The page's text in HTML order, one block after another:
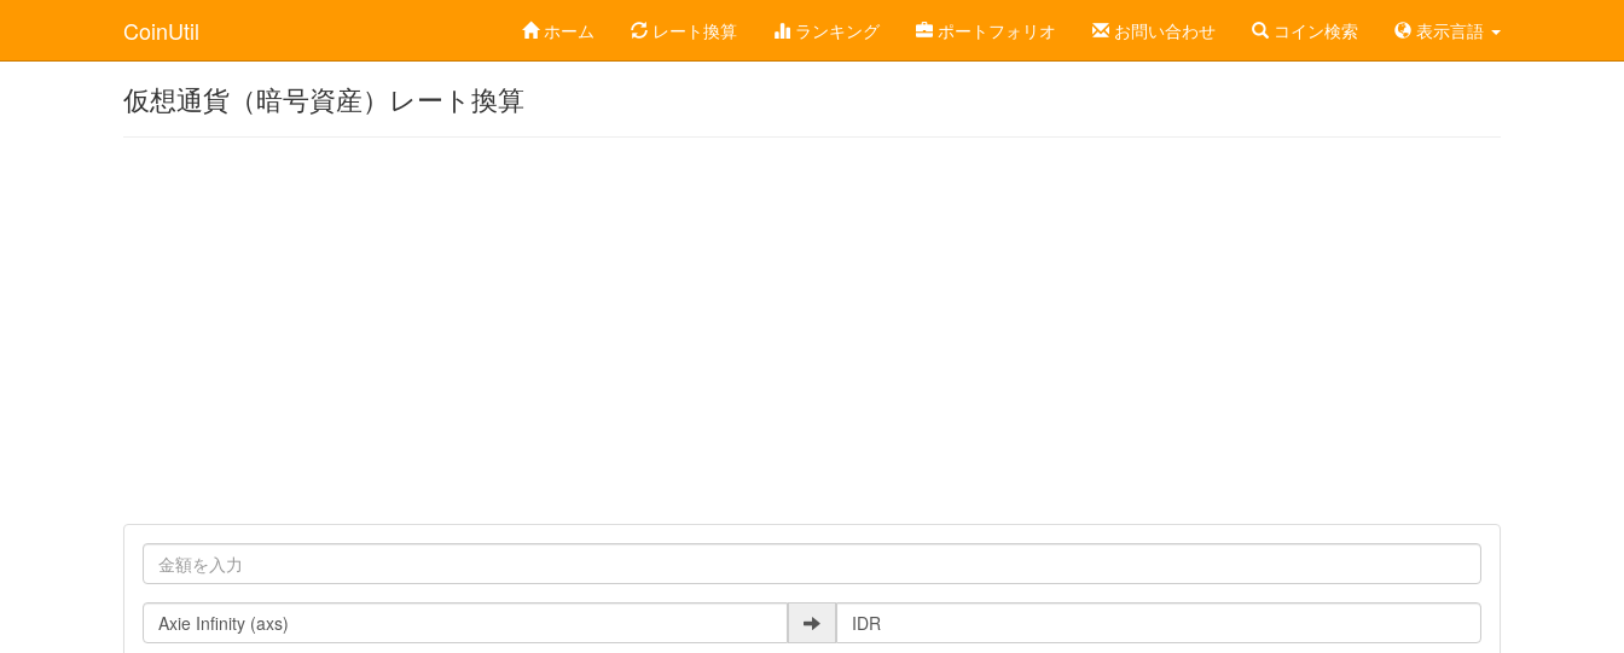
CoinUtil ホーム レート換算 ランキング ポートフォリオ お問い合わせ コイン検索 表示言語
仮想通貨（暗号資産）レート換算